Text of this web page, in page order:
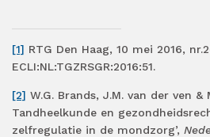
[1] RTG Den Haag, 10 mei 2016,
ECLI:NL:TGZRSGR:2016:51.
[2] W.G. Brands, J.M. van der ven &
Tandheelkunde en
zelfregulatie in de mondzorg’,